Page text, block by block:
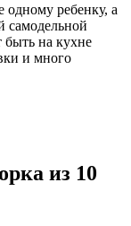
одному ребенку, а
самодельной
быть на кухне
и много
из 10